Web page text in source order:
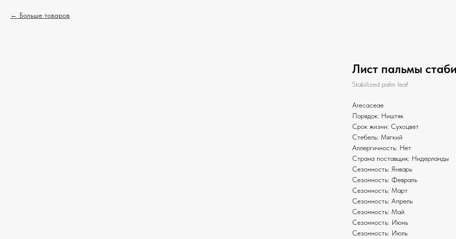
Больше товаров
Лист пальмы
Stabilized palm leaf
Arecaceae
Порядок: Ништяк
Срок жизни: Сухоцвет
Стебель: Мягкий
Аллергичность: Нет
Страна поставщик: Нидерланды
Сезонность: Январь
Сезонность: Февраль
Сезонность: Март
Сезонность: Апрель
Сезонность: Май
Сезонность: Июнь
Сезонность: Июль